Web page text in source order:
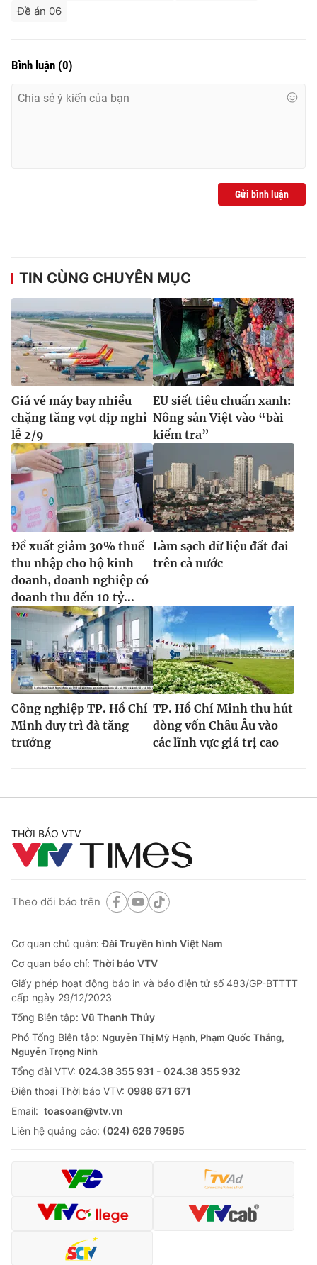
Đề án 06
Bình luận (0)
Gửi bình luận
TIN CÙNG CHUYÊN MỤC
Giá vé máy bay nhiều
chặng tăng vọt dịp nghỉ
lễ 2/9
EU siết tiêu chuẩn xanh:
Nông sản Việt vào “bài
kiểm tra”
Đề xuất giảm 30% thuế
thu nhập cho hộ kinh
doanh, doanh nghiệp có
doanh thu đến 10 tỷ...
Làm sạch dữ liệu đất đai
trên cả nước
Công nghiệp TP. Hồ Chí
Minh duy trì đà tăng
trưởng
TP. Hồ Chí Minh thu hút
dòng vốn Châu Âu vào
các lĩnh vực giá trị cao
THỜI BÁO VTV
Theo dõi báo trên
Cơ quan chủ quản:Đài Truyền hình Việt Nam
Cơ quan báo chí: Thời báo VTV
Giấy phép hoạt động báo in và báo điện tử số 483/GP-BTTTT
cấp ngày 29/12/2023
Tổng Biên tập: Vũ Thanh Thủy
Phó Tổng Biên tập: Nguyễn Thị Mỹ Hạnh, Phạm Quốc Thắng,
Nguyễn Trọng Ninh
Tổng đài VTV: 024.38 355 931 - 024.38 355 932
Ðiện thoại Thời báo VTV: 0988 671 671
Email: toasoan@vtv.vn
Liên hệ quảng cáo: (024) 626 79595